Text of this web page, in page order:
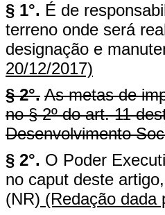
§ 1°. É de
terreno onde será
designação e
20/12/2017)
§ 2°. As metas de
no § 2º do art. 11
Desenvolvimento
§ 2°. O Poder
no caput deste
(NR) (Redação dada